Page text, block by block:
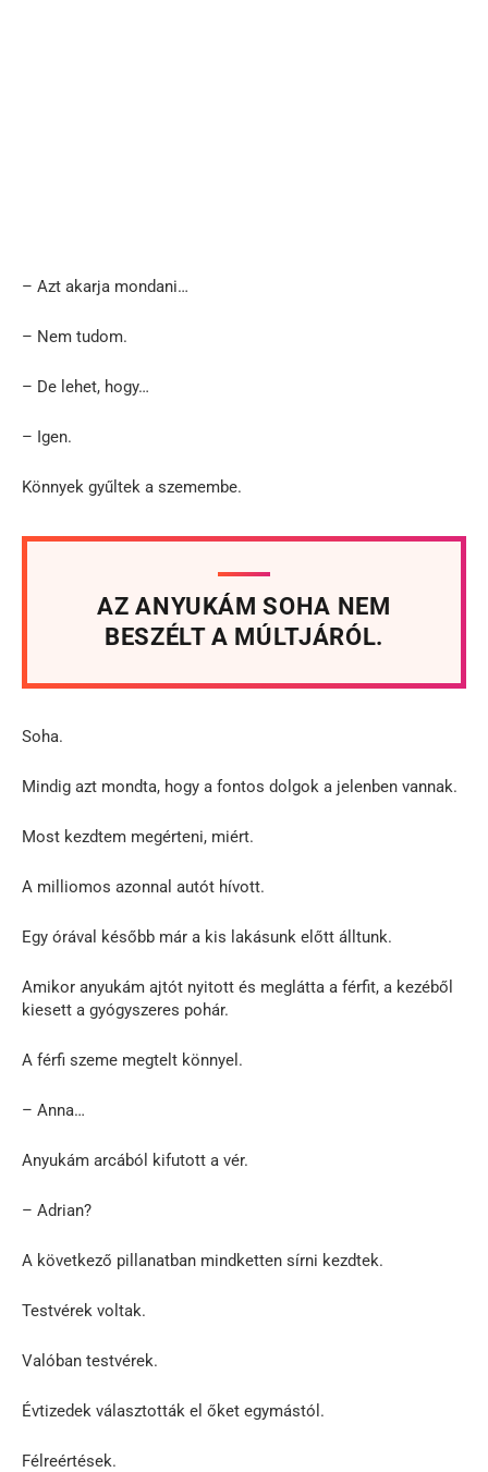
– Azt akarja mondani…
– Nem tudom.
– De lehet, hogy…
– Igen.
Könnyek gyűltek a szemembe.
AZ ANYUKÁM SOHA NEM
BESZÉLT A MÚLTJÁRÓL.
Soha.
Mindig azt mondta, hogy a fontos dolgok a jelenben vannak.
Most kezdtem megérteni, miért.
A milliomos azonnal autót hívott.
Egy órával később már a kis lakásunk előtt álltunk.
Amikor anyukám ajtót nyitott és meglátta a férfit, a kezéből
kiesett a gyógyszeres pohár.
A férfi szeme megtelt könnyel.
– Anna…
Anyukám arcából kifutott a vér.
– Adrian?
A következő pillanatban mindketten sírni kezdtek.
Testvérek voltak.
Valóban testvérek.
Évtizedek választották el őket egymástól.
Félreértések.